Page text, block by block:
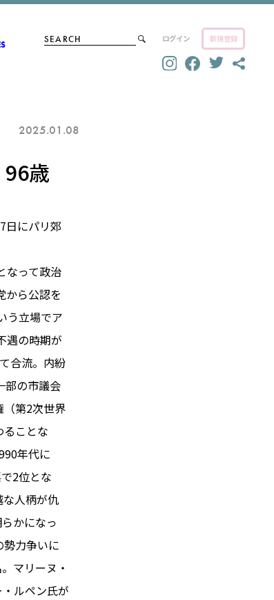
ログイン 新規登録
/ 12℃
JP 10:36
円
2025.01.08
歳
日にパリ郊
なって政治
から公認を
う立場でア
遇の時期が
合流。内紛
部の市議会
（第2次世界
ことな
年代に
2位とな
人柄が仇
かになっ
力争いに
マリーヌ・
ルペン氏が